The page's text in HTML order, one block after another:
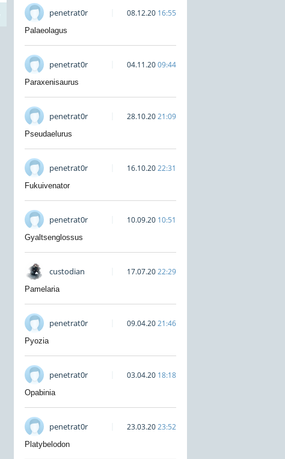
penetrat0r 08.12.20 16:55
Palaeolagus
penetrat0r 04.11.2009:44
Paraxenisaurus
penetrat0r 28.10.2021:09
Pseudaelurus
penetrat0r 16.10.2022:31
Fukuivenator
penetrat0r 10.09.20 10:51
Gyaltsenglossus
custodian 17.07.2022:29
Pamelaria
penetrat0r 09.04.2021:46
Pyozia
penetrat0r 03.04.20 18:18
Opabinia
penetrat0r 23.03.2023:52
Platybelodon